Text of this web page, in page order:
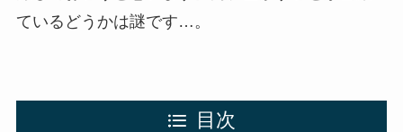
ているどうかは謎です…。
目次